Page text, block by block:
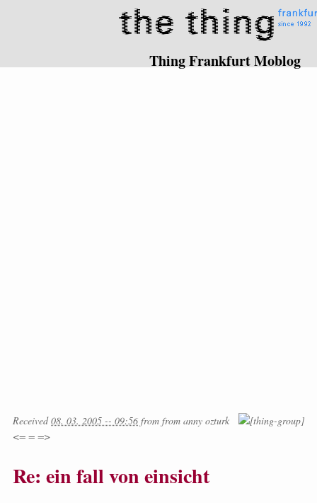
Thing Frankfurt Moblog
Received08. 03. 2005 -- 09:56 from from anny ozturk
<= = =>
Re: ein fall von einsicht